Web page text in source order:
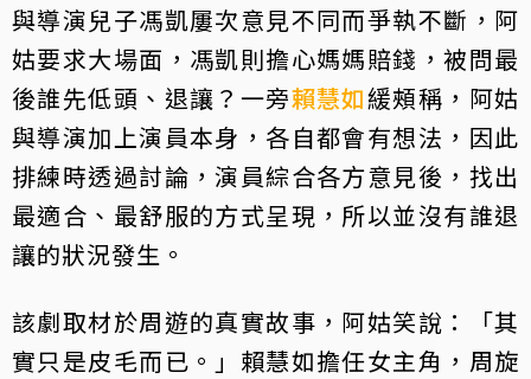
與導演兒子馮凱屢次意見不同而爭執不斷，阿
姑要求大場面，馮凱則擔心媽媽賠錢，被問最
後誰先低頭、退讓？一旁賴慧如緩頰稱，阿姑
與導演加上演員本身，各自都會有想法，因此
排練時透過討論，演員綜合各方意見後，找出
最適合、最舒服的方式呈現，所以並沒有誰退
讓的狀況發生。
該劇取材於周遊的真實故事，阿姑笑說：「其
實只是皮毛而已。」賴慧如擔任女主角，周旋